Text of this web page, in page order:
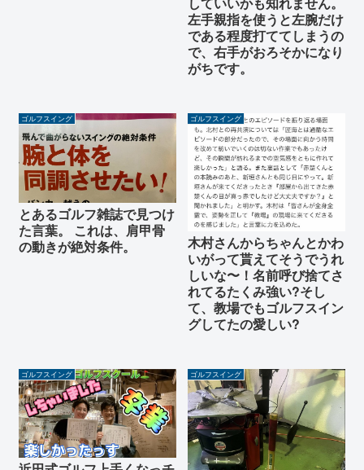
左手親指を使うと左腕だけ
である程度打ててしまうの
で、右手がおろそかになり
がちです。
ゴルフスイング
とあるゴルフ雑誌で見つけ
た言葉。 これは、肩甲骨
の動きが絶対条件。
ゴルフスイング
木村さんからちゃんとかわ
いがって貰えてそうでうれ
しいな〜！名前呼び捨てさ
れてるたくみ強い?そし
て、教場でもゴルフスイン
グしてたの愛しい?️
ゴルフスイング ゴルフスイング